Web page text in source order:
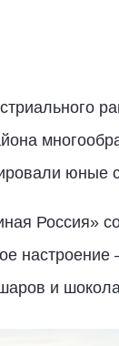
Россия»
и